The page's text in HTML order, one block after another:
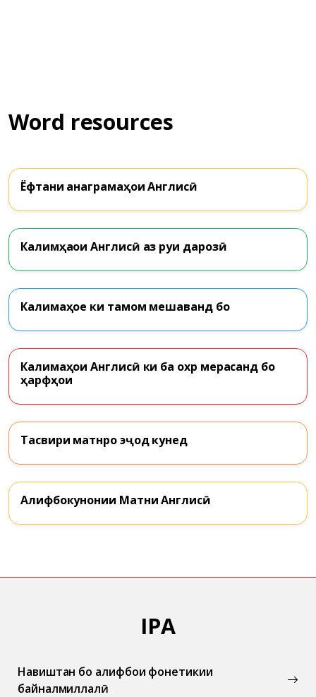
Word resources
Ёфтани анаграмаҳои Англисӣ
Калимҳаои Англисӣ аз руи дарозӣ
Калимаҳое ки тамом мешаванд бо
Калимаҳои Англисӣ ки ба охр мерасанд бо
ҳарфҳои
Тасвири матнро эҷод кунед
Алифбокунонии Матни Англисӣ
IPA
Навиштан бо алифбои фонетикии
байналмиллалӣ